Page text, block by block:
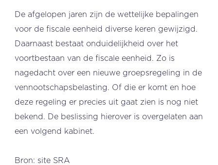
De afgelopen jaren zijn de wettelijke bepalingen
voor de fiscale eenheid diverse keren gewijzigd.
Daarnaast bestaat onduidelijkheid over het
voortbestaan van de fiscale eenheid. Zo is
nagedacht over een nieuwe groepsregeling in de
vennootschapsbelasting. Of die er komt en hoe
deze regeling er precies uit gaat zien is nog niet
bekend. De beslissing hierover is overgelaten aan
een volgend kabinet.
Bron: site SRA